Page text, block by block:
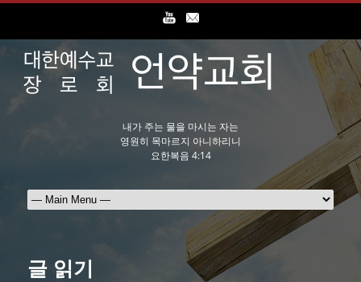
내가 주는 물을 마시는 자는
영원히 목마르지 아니하리니
요한복음 4:14
글 읽기